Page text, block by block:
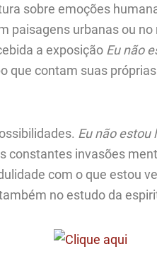
sobre emoções
paisagens urbanas ou no
a exposição Eu não
que contam suas
Eu não estou
constantes invasões
com o que estou
no estudo da